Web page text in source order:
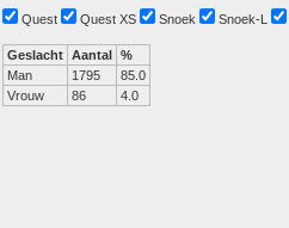
Quest Quest XS Snoek Snoek-L
Geslacht Aantal %
Man
1795
85.0
Vrouw
86 4.0